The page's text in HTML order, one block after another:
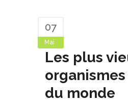
07
Mai
Les plus
du monde